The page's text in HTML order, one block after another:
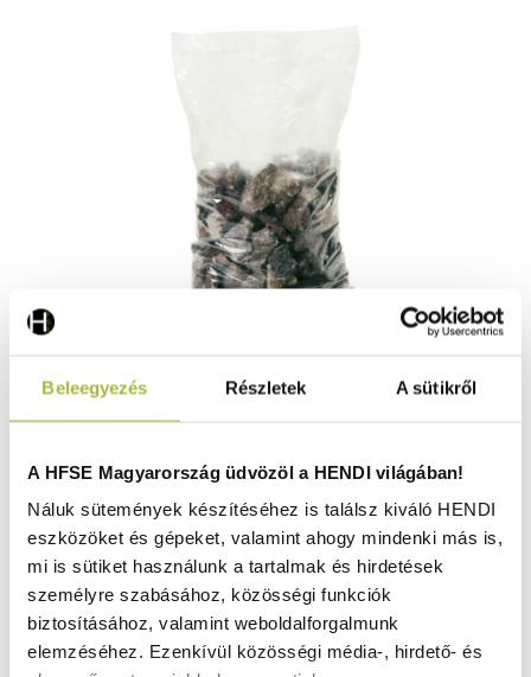
Beleegyezés Részletek A sütikről
A HFSE Magyarország üdvözöl a HENDI világában!
Náluk sütemények készítéséhez is találsz kiváló HENDI
eszközöket és gépeket, valamint ahogy mindenki más is,
mi is sütiket használunk a tartalmak és hirdetések
személyre szabásához, közösségi funkciók
biztosításához, valamint weboldalforgalmunk
elemzéséhez. Ezenkívül közösségi média-, hirdető- és
7.260Ft
(5.717Ft+ ÁFA)
KOSÁRBA